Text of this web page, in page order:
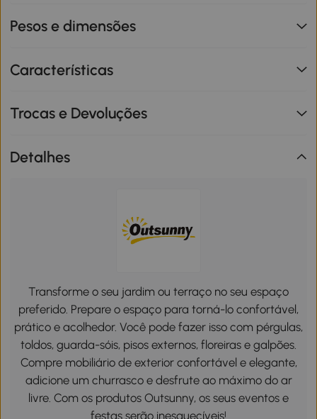
Pesos e dimensões
Características
Trocas e Devoluções
Detalhes
Transforme o seu jardim ou terraço no seu espaço
preferido. Prepare o espaço para torná-lo confortável,
prático e acolhedor. Você pode fazer isso com pérgulas,
toldos, guarda-sóis, pisos externos, floreiras e galpões.
Compre mobiliário de exterior confortável e elegante,
adicione um churrasco e desfrute ao máximo do ar
livre. Com os produtos Outsunny, os seus eventos e
festas serão inesquecíveis!